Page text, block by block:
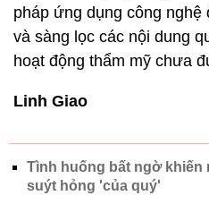
pháp ứng dụng công nghệ
và sàng lọc các nội dung
hoạt động thẩm mỹ chưa
Linh Giao
Tình huống bất ngờ khiến
suýt hỏng 'của quý'